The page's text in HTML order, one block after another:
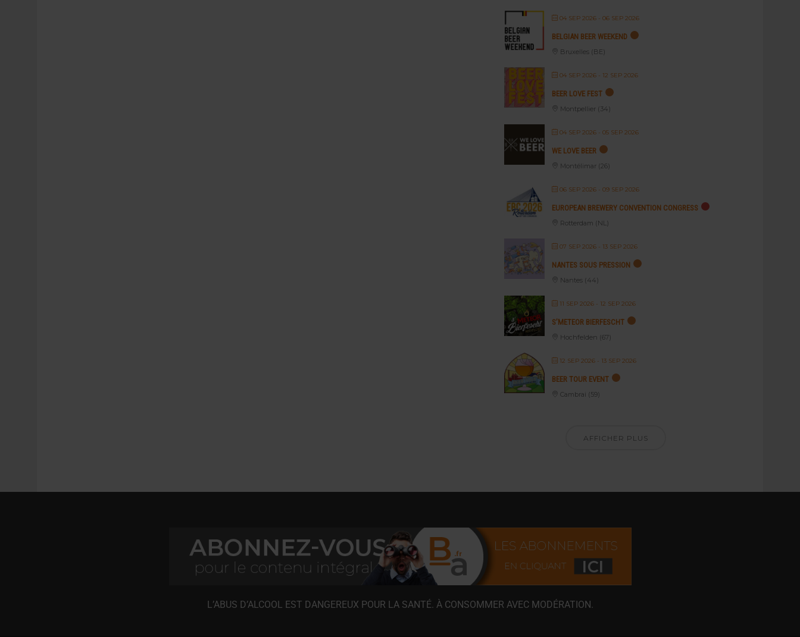
04 SEP 2026 - 06 SEP 2026
BELGIAN BEER WEEKEND
Bruxelles (BE)
04 SEP 2026 - 12 SEP 2026
BEER LOVE FEST
Montpellier (34)
04 SEP 2026 - 05 SEP 2026
WE LOVE BEER
Montélimar (26)
06 SEP 2026 - 09 SEP 2026
EUROPEAN BREWERY CONVENTION CONGRESS
Rotterdam (NL)
07 SEP 2026 - 13 SEP 2026
NANTES SOUS PRESSION
Nantes (44)
11 SEP 2026 - 12 SEP 2026
S’METEOR BIERFESCHT
Hochfelden (67)
12 SEP 2026 - 13 SEP 2026
BEER TOUR EVENT
Cambrai (59)
AFFICHER PLUS
L’ABUS D’ALCOOL EST DANGEREUX POUR LA SANTÉ. À CONSOMMER AVEC MODÉRATION.